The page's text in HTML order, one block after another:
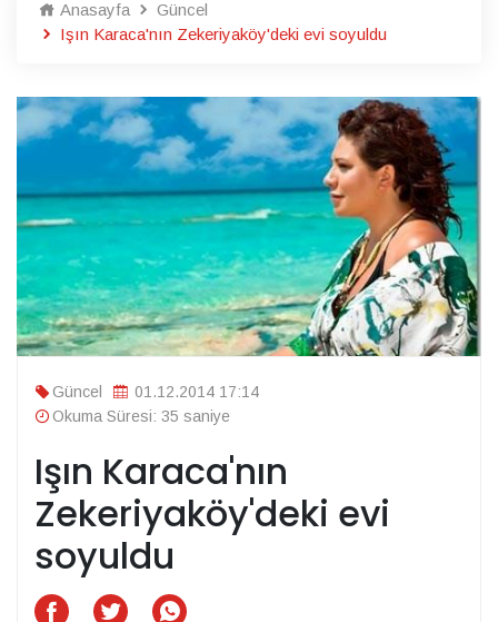
Anasayfa
Güncel
Işın Karaca'nın Zekeriyaköy'deki evi soyuldu
Güncel
01.12.2014 17:14
Okuma Süresi: 35 saniye
Işın Karaca'nın
Zekeriyaköy'deki evi
soyuldu